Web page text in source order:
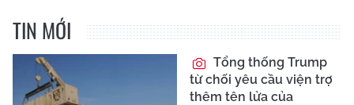
TIN MỚI
Tổng thống Trump
từ chối yêu cầu viện trợ
thêm tên lửa của